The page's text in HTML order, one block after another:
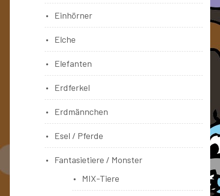
Einhörner
Elche
Elefanten
Erdferkel
Erdmännchen
Esel / Pferde
Fantasietiere / Monster
MIX-Tiere